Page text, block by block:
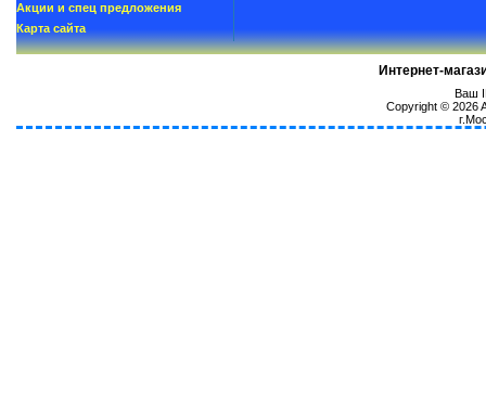
Акции и спец предложения
Карта сайта
Интернет-
Ваш
Copyright © 2026